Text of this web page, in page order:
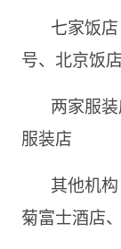
七家饭
号、北京饭
两家服
服装店
其他机
菊富士酒店